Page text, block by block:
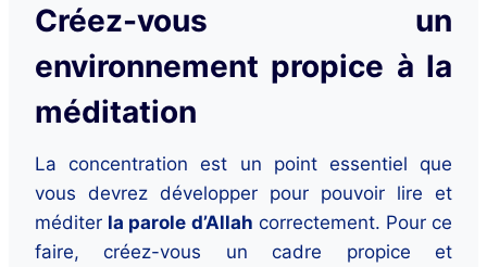
Créez-vous un
environnement propice à la
méditation
La concentration est un point essentiel que
vous devrez développer pour pouvoir lire et
méditer la parole d’Allah correctement. Pour ce
faire, créez-vous un cadre propice et